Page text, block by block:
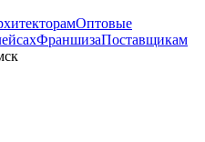
Оптовые
ФраншизаПоставщикам